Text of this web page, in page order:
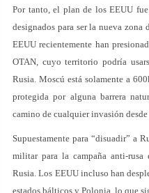
Por tanto, el plan de los EEUU
designados para ser la nueva
EEUU recientemente han
OTAN, cuyo territorio podría
Rusia. Moscú está solamente a
protegida por alguna barrera
camino de cualquier invasión
Supuestamente para “disuadir” a
militar para la campaña anti-rusa
Rusia. Los EEUU incluso han
estados bálticos y Polonia, lo que